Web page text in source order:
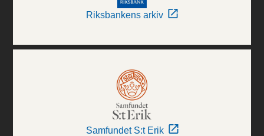
Riksbankens arkiv
Samfundet S:t Erik